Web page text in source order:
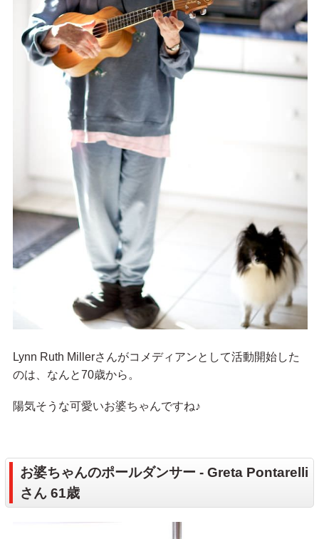
Lynn Ruth Millerさんがコメディアンとして活動開始した
のは、なんと70歳から。
陽気そうな可愛いお婆ちゃんですね♪
お婆ちゃんのポールダンサー - Greta Pontarelli
さん 61歳